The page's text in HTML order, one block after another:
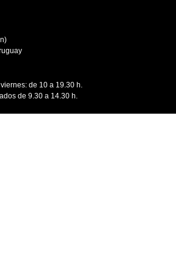
de 10 a 19.30 h.
de 9.30 a 14.30 h.